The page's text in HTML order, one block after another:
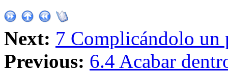
Next: 7 Complicándolo un
Previous: 6.4 Acabar